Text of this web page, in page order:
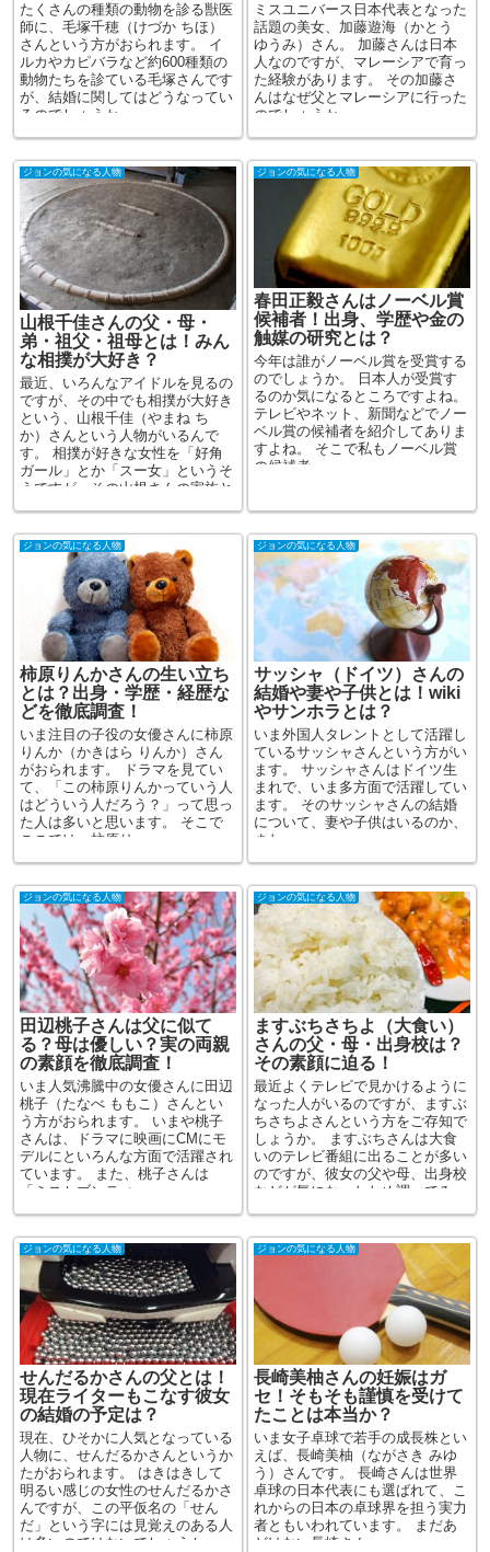
たくさんの種類の動物を診る獣医
師に、毛塚千穂（けづか ちほ）
さんという方がおられます。 イ
ルカやカピバラなど約600種類の
動物たちを診ている毛塚さんです
が、結婚に関してはどうなってい
るのでしょうか。 ...
ミスユニバース日本代表となった
話題の美女、加藤遊海（かとう
ゆうみ）さん。 加藤さんは日本
人なのですが、マレーシアで育っ
た経験があります。 その加藤さ
んはなぜ父とマレーシアに行った
のでしょうか。 ...
ジョンの気になる人物
山根千佳さんの父・母・
弟・祖父・祖母とは！みん
な相撲が大好き？
最近、いろんなアイドルを見るの
ですが、その中でも相撲が大好き
という、山根千佳（やまね ち
か）さんという人物がいるんで
す。 相撲が好きな女性を「好角
ガール」とか「スー女」というそ
うですが、その山根さんの家族と
ジョンの気になる人物
春田正毅さんはノーベル賞
候補者！出身、学歴や金の
触媒の研究とは？
今年は誰がノーベル賞を受賞する
のでしょうか。 日本人が受賞す
るのか気になるところですよね。
テレビやネット、新聞などでノー
ベル賞の候補者を紹介してありま
すよね。 そこで私もノーベル賞
の候補者...
ジョンの気になる人物
柿原りんかさんの生い立ち
とは？出身・学歴・経歴な
どを徹底調査！
いま注目の子役の女優さんに柿原
りんか（かきはら りんか）さん
がおられます。 ドラマを見てい
て、「この柿原りんかっていう人
はどういう人だろう？」って思っ
た人は多いと思います。 そこで
ここでは、柿原り...
ジョンの気になる人物
サッシャ（ドイツ）さんの
結婚や妻や子供とは！wiki
やサンホラとは？
いま外国人タレントとして活躍し
ているサッシャさんという方がい
ます。 サッシャさんはドイツ生
まれで、いま多方面で活躍してい
ます。 そのサッシャさんの結婚
について、妻や子供はいるのか、
また、w...
ジョンの気になる人物
田辺桃子さんは父に似て
る？母は優しい？実の両親
の素顔を徹底調査！
いま人気沸騰中の女優さんに田辺
桃子（たなべ ももこ）さんとい
う方がおられます。 いまや桃子
さんは、ドラマに映画にCMにモ
デルにといろんな方面で活躍され
ています。 また、桃子さんは
「ミスセブンティー...
ジョンの気になる人物
ますぶちさちよ（大食い）
さんの父・母・出身校は？
その素顔に迫る！
最近よくテレビで見かけるように
なった人がいるのですが、ますぶ
ちさちよさんという方をご存知で
しょうか。 ますぶちさんは大食
いのテレビ番組に出ることが多い
のですが、彼女の父や母、出身校
などが気になったため調べてみ
ジョンの気になる人物
せんだるかさんの父とは！
現在ライターもこなす彼女
の結婚の予定は？
現在、ひそかに人気となっている
人物に、せんだるかさんというか
たがおられます。 はきはきして
明るい感じの女性のせんだるかさ
んですが、この平仮名の「せん
だ」という字には見覚えのある人
は多いのではないでしょうか。
ジョンの気になる人物
長崎美柚さんの妊娠はガ
セ！そもそも謹慎を受けて
たことは本当か？
いま女子卓球で若手の成長株とい
えば、長崎美柚（ながさき みゆ
う）さんです。 長崎さんは世界
卓球の日本代表にも選ばれて、こ
れからの日本の卓球界を担う実力
者ともいわれています。 まだあ
どけない長崎さん...